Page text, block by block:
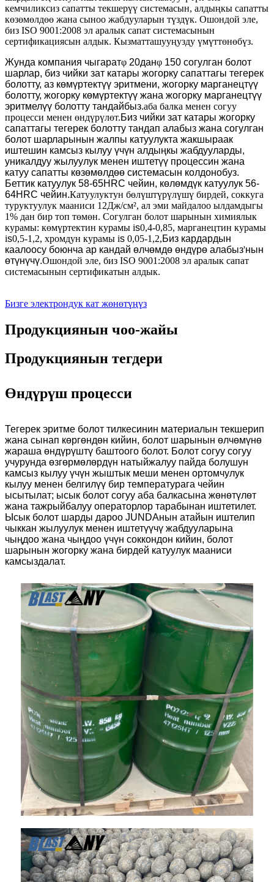
кемчиликсиз сапатты текшерүү системасын, алдыңкы сапатты
көзөмөлдөө жана сыноо жабдууларын түздүк. Ошондой эле,
биз ISO 9001:2008 эл аралык сапат системасынын
сертификациясын алдык. Кызматташууңузду үмүттөнөбүз.
Жунда компания чыгаратφ 20данφ 150 согулган болот
шарлар, биз чийки зат катары жогорку сапаттагы тегерек
болотту, аз көмүртектүү эритмени, жогорку марганецтүү
болотту, жогорку көмүртектүү жана жогорку марганецтүү
эритмелүү болотту тандайбыз.аба балка менен согуу
процесси менен өндүрүлөт.Биз чийки зат катары жогорку
сапаттагы тегерек болотту тандап алабыз жана согулган
болот шарларынын жалпы катуулукта жакшыраак
иштешин камсыз кылуу үчүн алдыңкы жабдууларды,
уникалдуу жылуулук менен иштетүү процессин жана
катуу сапатты көзөмөлдөө системасын колдонобуз.
Беттик катуулук 58-65HRC чейин, көлөмдүк катуулук 56-
64HRC чейин.Катуулуктун бөлүштүрүлүшү бирдей, соккуга
туруктуулук мааниси 12Дж/см², ал эми майдалоо ылдамдыгы
1% дан бир топ төмөн. Согулган болот шарынын химиялык
курамы: көмүртектин курамы is0,4-0,85, марганецтин курамы
is0,5-1,2, хромдун курамы is 0,05-1,2,Биз кардардын
каалоосу боюнча ар кандай өлчөмдө өндүрө алабыз'нын
өтүнүчү.Ошондой эле, биз ISO 9001:2008 эл аралык сапат
системасынын сертификатын алдык.
Бизге электрондук кат жөнөтүңүз
Продукциянын чоо-жайы
Продукциянын тегдери
Өндүрүш процесси
Тегерек эритме болот тилкесинин материалын текшерип
жана сынап көргөндөн кийин, болот шарынын өлчөмүнө
жараша өндүрүштү баштоого болот. Болот согуу согуу
учурунда өзгөрмөлөрдүн натыйжалуу пайда болушун
камсыз кылуу үчүн жыштык меши менен ортомчулук
кылуу менен белгилүү бир температурага чейин
ысытылат; ысык болот согуу аба балкасына жөнөтүлөт
жана тажрыйбалуу операторлор тарабынан иштетилет.
Ысык болот шарды дароо JUNDAнын атайын иштелип
чыккан жылуулук менен иштетүүчү жабдууларына
чыңдоо жана чыңдоо үчүн соккондон кийин, болот
шарынын жогорку жана бирдей катуулук мааниси
камсыздалат.